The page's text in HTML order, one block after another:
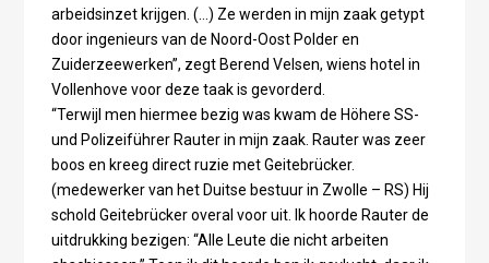
arbeidsinzet krijgen. (…) Ze werden in mijn zaak getypt
door ingenieurs van de Noord-Oost Polder en
Zuiderzeewerken”, zegt Berend Velsen, wiens hotel in
Vollenhove voor deze taak is gevorderd.
“Terwijl men hiermee bezig was kwam de Höhere SS-
und Polizeiführer Rauter in mijn zaak. Rauter was zeer
boos en kreeg direct ruzie met Geitebrücker.
(medewerker van het Duitse bestuur in Zwolle – RS) Hij
schold Geitebrücker overal voor uit. Ik hoorde Rauter de
uitdrukking bezigen: “Alle Leute die nicht arbeiten